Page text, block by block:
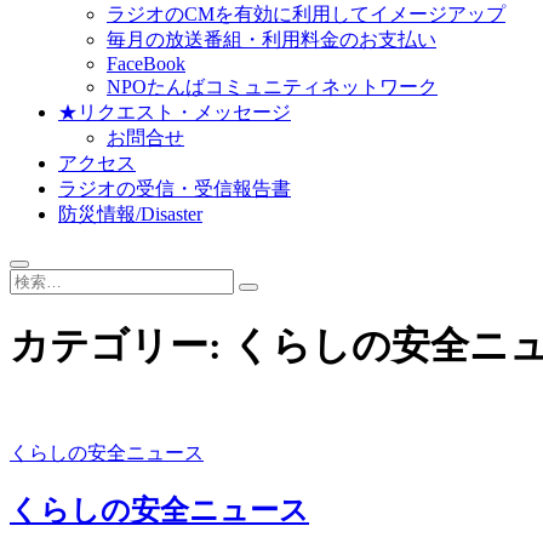
ラジオのCMを有効に利用してイメージアップ
毎月の放送番組・利用料金のお支払い
FaceBook
NPOたんばコミュニティネットワーク
★リクエスト・メッセージ
お問合せ
アクセス
ラジオの受信・受信報告書
防災情報/Disaster
検
カテゴリー: くらしの安全ニ
くらしの安全ニュース
くらしの安全ニュース